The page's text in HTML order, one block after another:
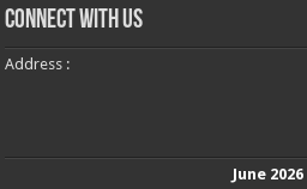
Connect With Us
Address :
June 2026